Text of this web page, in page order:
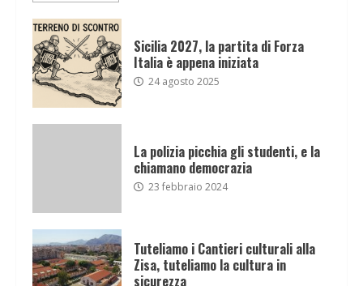
Sicilia 2027, la partita di Forza
Italia è appena iniziata
24 agosto 2025
La polizia picchia gli studenti, e la
chiamano democrazia
23 febbraio 2024
Tuteliamo i Cantieri culturali alla
Zisa, tuteliamo la cultura in
sicurezza